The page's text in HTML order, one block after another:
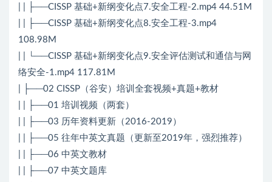
| | ├──CISSP 基础+新纲变化点7.安全工程-2.mp4 44.51M
| | ├──CISSP 基础+新纲变化点8.安全工程-3.mp4
108.98M
| | └──CISSP 基础+新纲变化点9.安全评估测试和通信与网
络安全-1.mp4 117.81M
| ├──02 CISSP（谷安）培训全套视频+真题+教材
| | ├──01 培训视频（两套）
| | ├──03 历年资料更新（2016-2019）
| | ├──05 往年中英文真题（更新至2019年，强烈推荐）
| | ├──06 中英文教材
| | ├──07 中英文题库